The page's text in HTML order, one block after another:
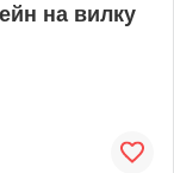
на вилку